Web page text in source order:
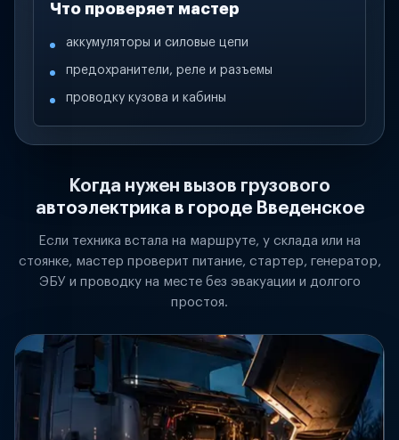
Что проверяет мастер
аккумуляторы и силовые цепи
предохранители, реле и разъемы
проводку кузова и кабины
Когда нужен вызов грузового
автоэлектрика в городе Введенское
Если техника встала на маршруте, у склада или на
стоянке, мастер проверит питание, стартер, генератор,
ЭБУ и проводку на месте без эвакуации и долгого
простоя.